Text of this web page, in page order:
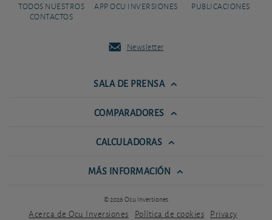
TODOS NUESTROS
CONTACTOS
APP OCU INVERSIONES PUBLICACIONES
Newsletter
SALA DE PRENSA
COMPARADORES
CALCULADORAS
MÁS INFORMACIÓN
© 2026 Ocu Inversiones
Acerca de Ocu Inversiones Política de cookies Privacy